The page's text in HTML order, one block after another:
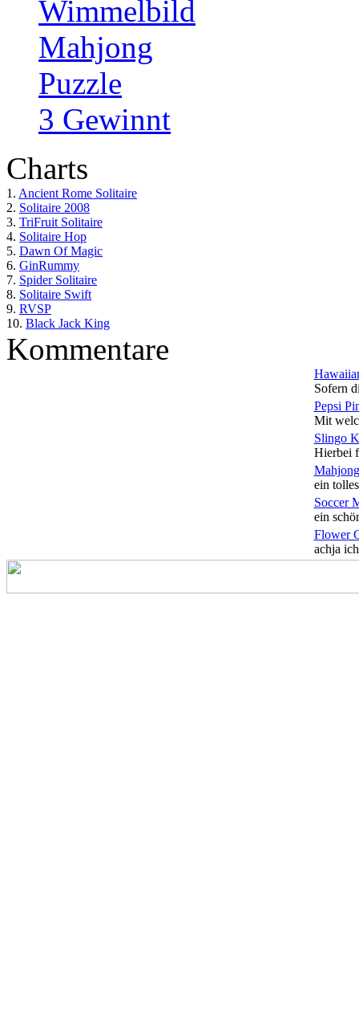
Wimmelbild
Mahjong
Puzzle
3 Gewinnt
Charts
1. Ancient Rome Solitaire
2. Solitaire 2008
3. TriFruit Solitaire
4. Solitaire Hop
5. Dawn Of Magic
6. GinRummy
7. Spider Solitaire
8. Solitaire Swift
9. RVSP
10. Black Jack King
Kommentare
Sofern
Pepsi
Mit
Slingo
Hierbei
ein
Soccer
ein
Flower
achja